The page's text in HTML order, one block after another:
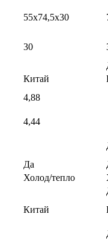
55х74,5х30
30
Китай
4,88
4,44
Да
Холод/тепло
Китай